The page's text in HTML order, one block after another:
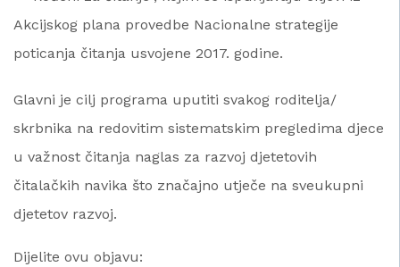
Akcijskog plana provedbe Nacionalne strategije
poticanja čitanja usvojene 2017. godine.
Glavni je cilj programa uputiti svakog roditelja/
skrbnika na redovitim sistematskim pregledima djece
u važnost čitanja naglas za razvoj djetetovih
čitalačkih navika što značajno utječe na sveukupni
djetetov razvoj.
Dijelite ovu objavu: